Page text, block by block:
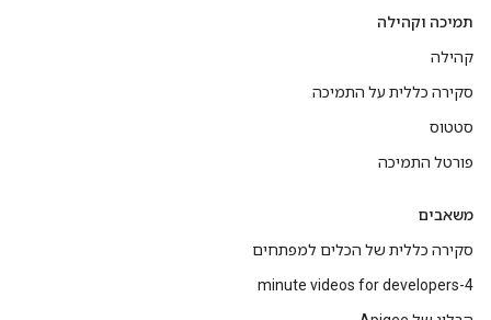
תמיכה וקהילה
קהילה
סקירה כללית על התמיכה
סטטוס
פורטל התמיכה
משאבים
סקירה כללית של הכלים למפתחים
4-minute videos for developers